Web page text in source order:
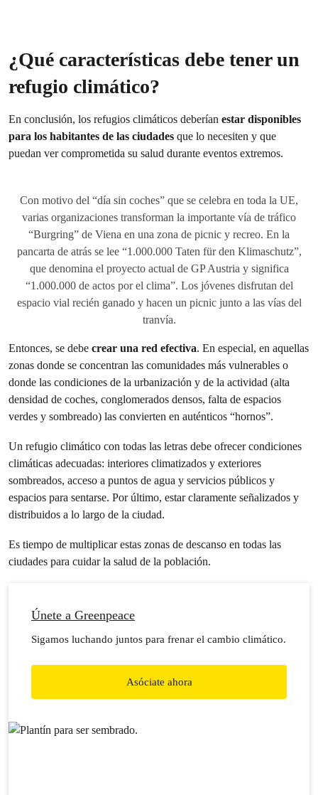
¿Qué características debe tener un
refugio climático?
En conclusión, los refugios climáticos deberían estar disponibles
para los habitantes de las ciudades que lo necesiten y que
puedan ver comprometida su salud durante eventos extremos.
Con motivo del “día sin coches” que se celebra en toda la UE,
varias organizaciones transforman la importante vía de tráfico
“Burgring” de Viena en una zona de picnic y recreo. En la
pancarta de atrás se lee “1.000.000 Taten für den Klimaschutz”,
que denomina el proyecto actual de GP Austria y significa
“1.000.000 de actos por el clima”. Los jóvenes disfrutan del
espacio vial recién ganado y hacen un picnic junto a las vías del
tranvía.
Entonces, se debe crear una red efectiva. En especial, en aquellas
zonas donde se concentran las comunidades más vulnerables o
donde las condiciones de la urbanización y de la actividad (alta
densidad de coches, conglomerados densos, falta de espacios
verdes y sombreado) las convierten en auténticos “hornos”.
Un refugio climático con todas las letras debe ofrecer condiciones
climáticas adecuadas: interiores climatizados y exteriores
sombreados, acceso a puntos de agua y servicios públicos y
espacios para sentarse. Por último, estar claramente señalizados y
distribuidos a lo largo de la ciudad.
Es tiempo de multiplicar estas zonas de descanso en todas las
ciudades para cuidar la salud de la población.
Únete a Greenpeace
Sigamos luchando juntos para frenar el cambio climático.
Asóciate ahora